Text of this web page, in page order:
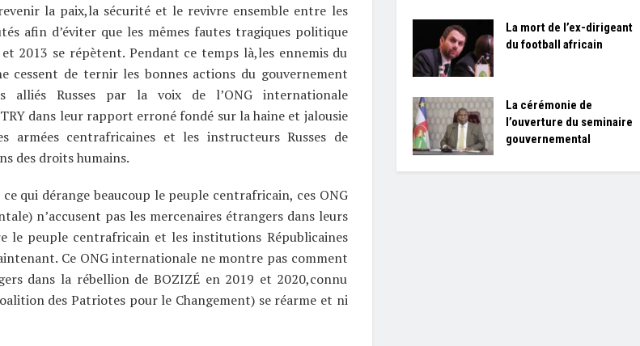
la paix,la sécurité et le revivre ensemble entre les
afin d’éviter que les mêmes fautes tragiques politique
2013 se répètent. Pendant ce temps là,les ennemis du
cessent de ternir les bonnes actions du gouvernement
alliés Russes par la voix de l’ONG internationale
dans leur rapport erroné fondé sur la haine et jalousie
armées centrafricaines et les instructeurs Russes de
des droits humains.
qui dérange beaucoup le peuple centrafricain, ces ONG
n’accusent pas les mercenaires étrangers dans leurs
le peuple centrafricain et les institutions Républicaines
Ce ONG internationale ne montre pas comment
dans la rébellion de BOZIZÉ en 2019 et 2020,connu
des Patriotes pour le Changement) se réarme et ni
La mort de l’ex-dirigeant
du football africain
La cérémonie de
l’ouverture du seminaire
gouvernemental